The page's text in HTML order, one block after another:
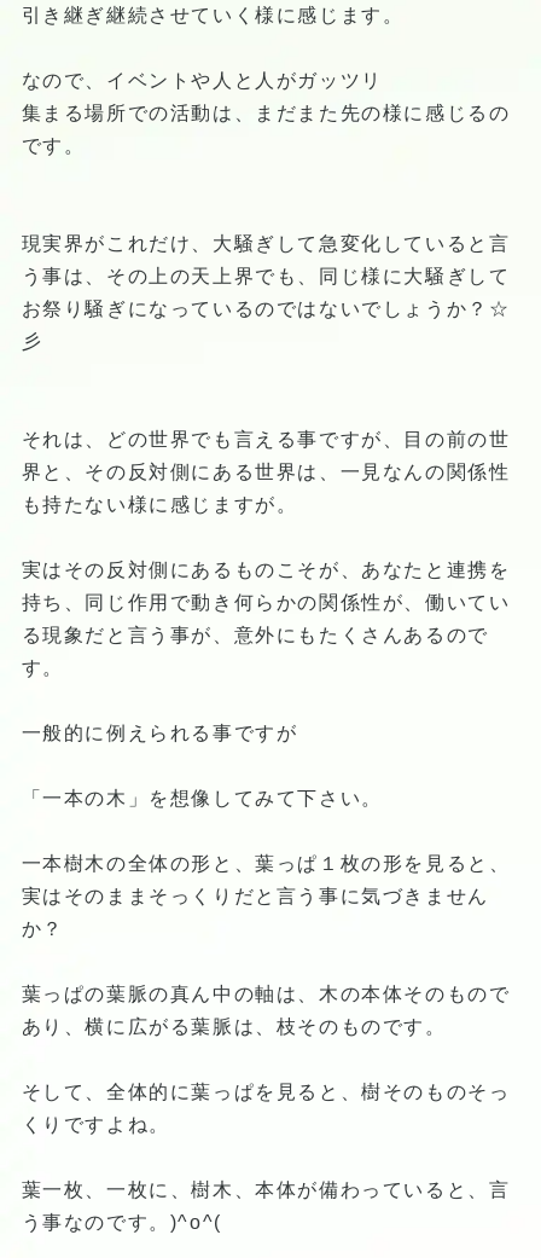
引き継ぎ継続させていく様に感じます。
なので、イベントや人と人がガッツリ
集まる場所での活動は、まだまた先の様に感じるの
です。
現実界がこれだけ、大騒ぎして急変化していると言
う事は、その上の天上界でも、同じ様に大騒ぎして
お祭り騒ぎになっているのではないでしょうか？☆
彡
それは、どの世界でも言える事ですが、目の前の世
界と、その反対側にある世界は、一見なんの関係性
も持たない様に感じますが。
実はその反対側にあるものこそが、あなたと連携を
持ち、同じ作用で動き何らかの関係性が、働いてい
る現象だと言う事が、意外にもたくさんあるので
す。
一般的に例えられる事ですが
「一本の木」を想像してみて下さい。
一本樹木の全体の形と、葉っぱ１枚の形を見ると、
実はそのままそっくりだと言う事に気づきません
か？
葉っぱの葉脈の真ん中の軸は、木の本体そのもので
あり、横に広がる葉脈は、枝そのものです。
そして、全体的に葉っぱを見ると、樹そのものそっ
くりですよね。
葉一枚、一枚に、樹木、本体が備わっていると、言
う事なのです。)^o^(